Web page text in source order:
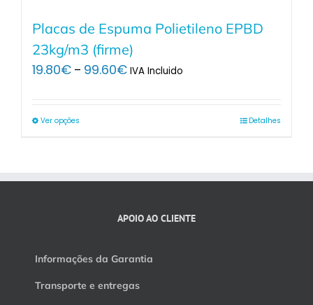
Placas de Espuma Polietileno EPBD
23kg/m3 (firme)
19.80€ – 99.60€Price
IVA Incluido
Ver opções Detalhes
APOIO AO CLIENTE
Informações da Garantia
Transporte e entregas